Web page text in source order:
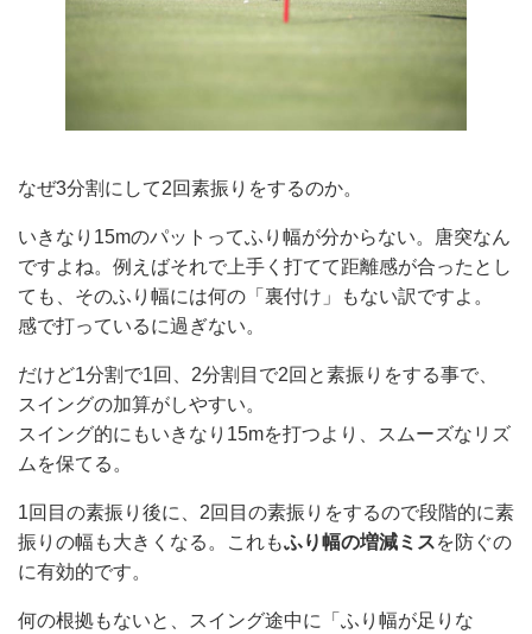
なぜ3分割にして2回素振りをするのか。
いきなり15mのパットってふり幅が分からない。唐突なん
ですよね。例えばそれで上手く打てて距離感が合ったとし
ても、そのふり幅には何の「裏付け」もない訳ですよ。
感で打っているに過ぎない。
だけど1分割で1回、2分割目で2回と素振りをする事で、
スイングの加算がしやすい。
スイング的にもいきなり15mを打つより、スムーズなリズ
ムを保てる。
1回目の素振り後に、2回目の素振りをするので段階的に素
振りの幅も大きくなる。これもふり幅の増減ミスを防ぐの
に有効的です。
何の根拠もないと、スイング途中に「ふり幅が足りな